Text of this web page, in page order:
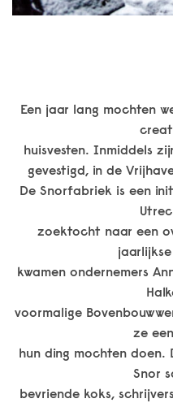
Een jaar lang mochten
huisvesten. Inmiddels
gevestigd, in de
De Snorfabriek is een
zoektocht naar een
kwamen ondernemers
voormalige
ze
hun ding mochten doen.
Snor
bevriende koks,